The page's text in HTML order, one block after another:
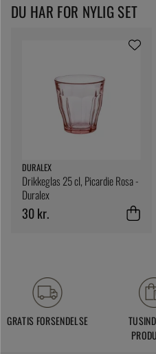
DU HAR FOR NYLIG SET
DURALEX
Drikkeglas 25 cl, Picardie Rosa -
Duralex
30 kr.
GRATIS FORSENDELSE